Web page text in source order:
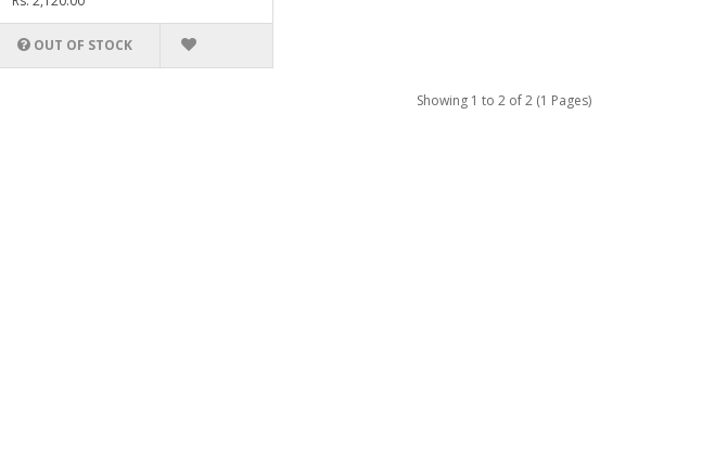
OUT OF STOCK
Showing 1 to 2 of 2 (1 Pages)